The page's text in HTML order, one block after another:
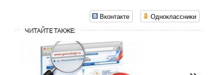
Вконтакте Одноклассники
ЧИТАЙТЕ ТАКЖЕ: